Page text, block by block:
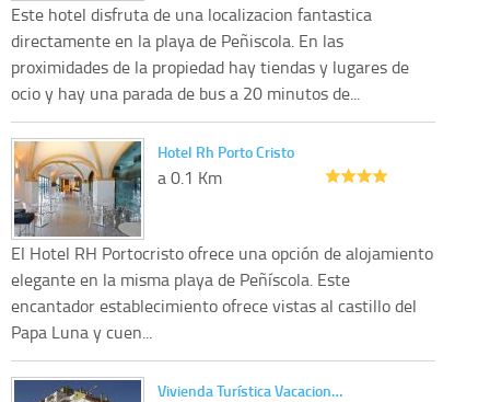
Este hotel disfruta de una localizacion fantastica
directamente en la playa de Peñiscola. En las
proximidades de la propiedad hay tiendas y lugares de
ocio y hay una parada de bus a 20 minutos de...
Hotel Rh Porto Cristo
a 0.1 Km
El Hotel RH Portocristo ofrece una opción de alojamiento
elegante en la misma playa de Peñíscola. Este
encantador establecimiento ofrece vistas al castillo del
Papa Luna y cuen...
Vivienda Turística Vacacion…